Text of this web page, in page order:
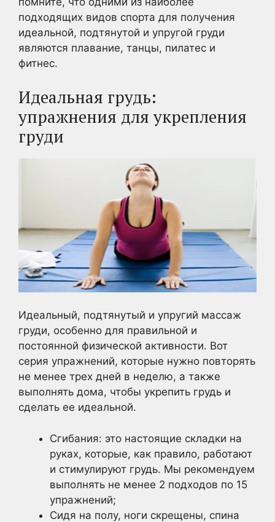
подходящих видов спорта для получения
идеальной, подтянутой и упругой груди
являются плавание, танцы, пилатес и
фитнес.
Идеальная грудь:
упражнения для укрепления
груди
Идеальный, подтянутый и упругий массаж
груди, особенно для правильной и
постоянной физической активности. Вот
серия упражнений, которые нужно повторять
не менее трех дней в неделю, а также
выполнять дома, чтобы укрепить грудь и
сделать ее идеальной.
Сгибания: это настоящие складки на
руках, которые, как правило, работают
и стимулируют грудь. Мы рекомендуем
выполнять не менее 2 подходов по 15
упражнений;
Сидя на полу, ноги скрещены, спина